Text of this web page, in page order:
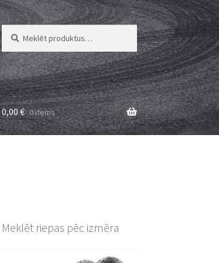
Meklēt:
Meklēt
0,00€ 0 items
Meklēt riepas pēc izmēra